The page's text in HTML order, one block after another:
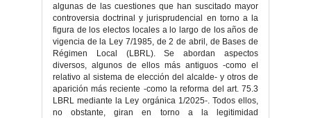
algunas de las cuestiones que han suscitado mayor
controversia doctrinal y jurisprudencial en torno a la
figura de los electos locales a lo largo de los años de
vigencia de la Ley 7/1985, de 2 de abril, de Bases de
Régimen Local (LBRL). Se abordan aspectos
diversos, algunos de ellos más antiguos -como el
relativo al sistema de elección del alcalde- y otros de
aparición más reciente -como la reforma del art. 75.3
LBRL mediante la Ley orgánica 1/2025-. Todos ellos,
no obstante, giran en torno a la legitimidad